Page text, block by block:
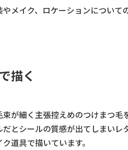
メイク、ロケーションについて
描く
が細く主張控えめのつけまつ毛
とシールの質感が出てしまいレ
道具で描いています。